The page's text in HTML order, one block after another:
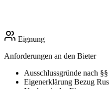
Eignung
Anforderungen an den Bieter
Ausschlussgründe nach
Eigenerklärung Bezug